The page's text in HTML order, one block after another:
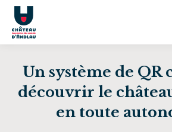
Un système de QR
découvrir le
en toute